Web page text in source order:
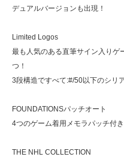
デュアルバージョンも出現！
Limited Logos
最も人気のある直筆サイン入りゲ
つ！
3段構造ですべて:#/50以下のシリ
FOUNDATIONSパッチオート
4つのゲーム着用メモラパッチ付
THE NHL COLLECTION